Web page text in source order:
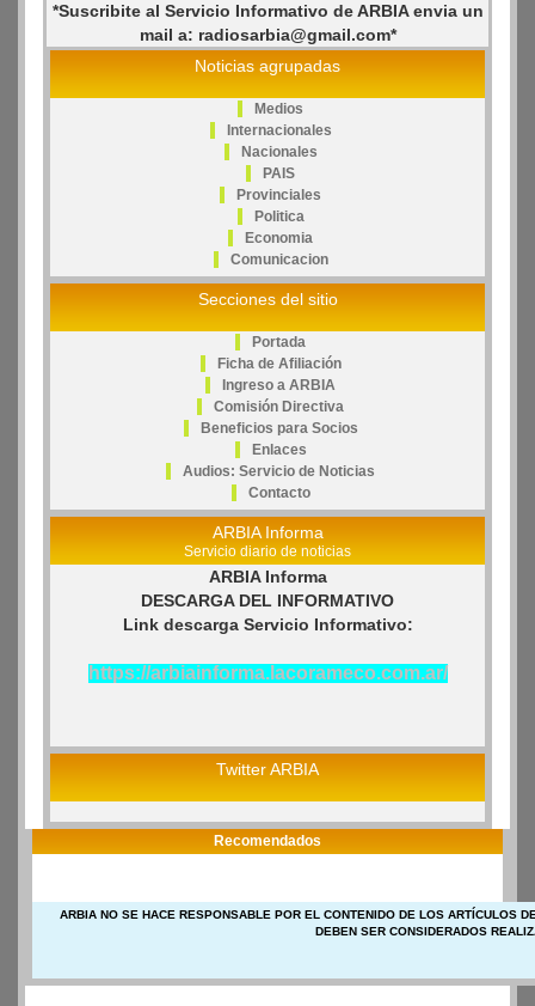
*Suscribite al Servicio Informativo de ARBIA envia un
mail a: radiosarbia@gmail.com*
Noticias agrupadas
Medios
Internacionales
Nacionales
PAIS
Provinciales
Politica
Economia
Comunicacion
Secciones del sitio
Portada
Ficha de Afiliación
Ingreso a ARBIA
Comisión Directiva
Beneficios para Socios
Enlaces
Audios: Servicio de Noticias
Contacto
ARBIA Informa
Servicio diario de noticias
ARBIA Informa
DESCARGA DEL INFORMATIVO
Link descarga Servicio Informativo:
https://arbiainforma.lacorameco.com.ar/
Twitter ARBIA
Recomendados
ARBIA NO SE HACE RESPONSABLE POR EL CONTENIDO DE LOS ARTÍCULOS
DEBEN SER CONSIDERADOS